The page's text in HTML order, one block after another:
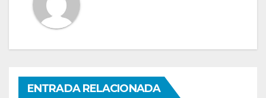
ENTRADA RELACIONADA